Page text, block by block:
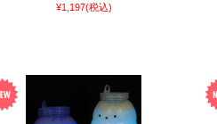
¥1,197(税込)